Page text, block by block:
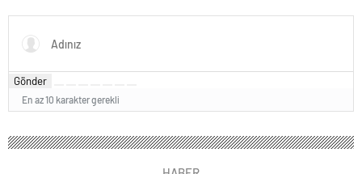
Gönder
En az 10 karakter gerekli